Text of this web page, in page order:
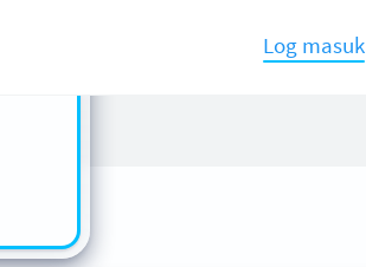
Log masuk